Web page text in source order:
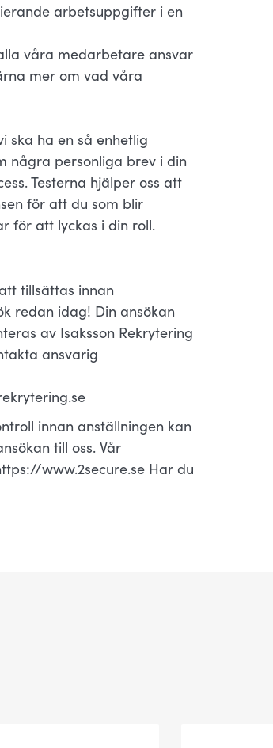
arbetsuppgifter i en
våra medarbetare ansvar
mer om vad våra
ska ha en så enhetlig
några personliga brev i din
Testerna hjälper oss att
för att du som blir
för att lyckas i din roll.
tillsättas innan
redan idag! Din ansökan
av Isaksson Rekrytering
ansvarig
innan anställningen kan
till oss. Vår
www.2secure.se Har du